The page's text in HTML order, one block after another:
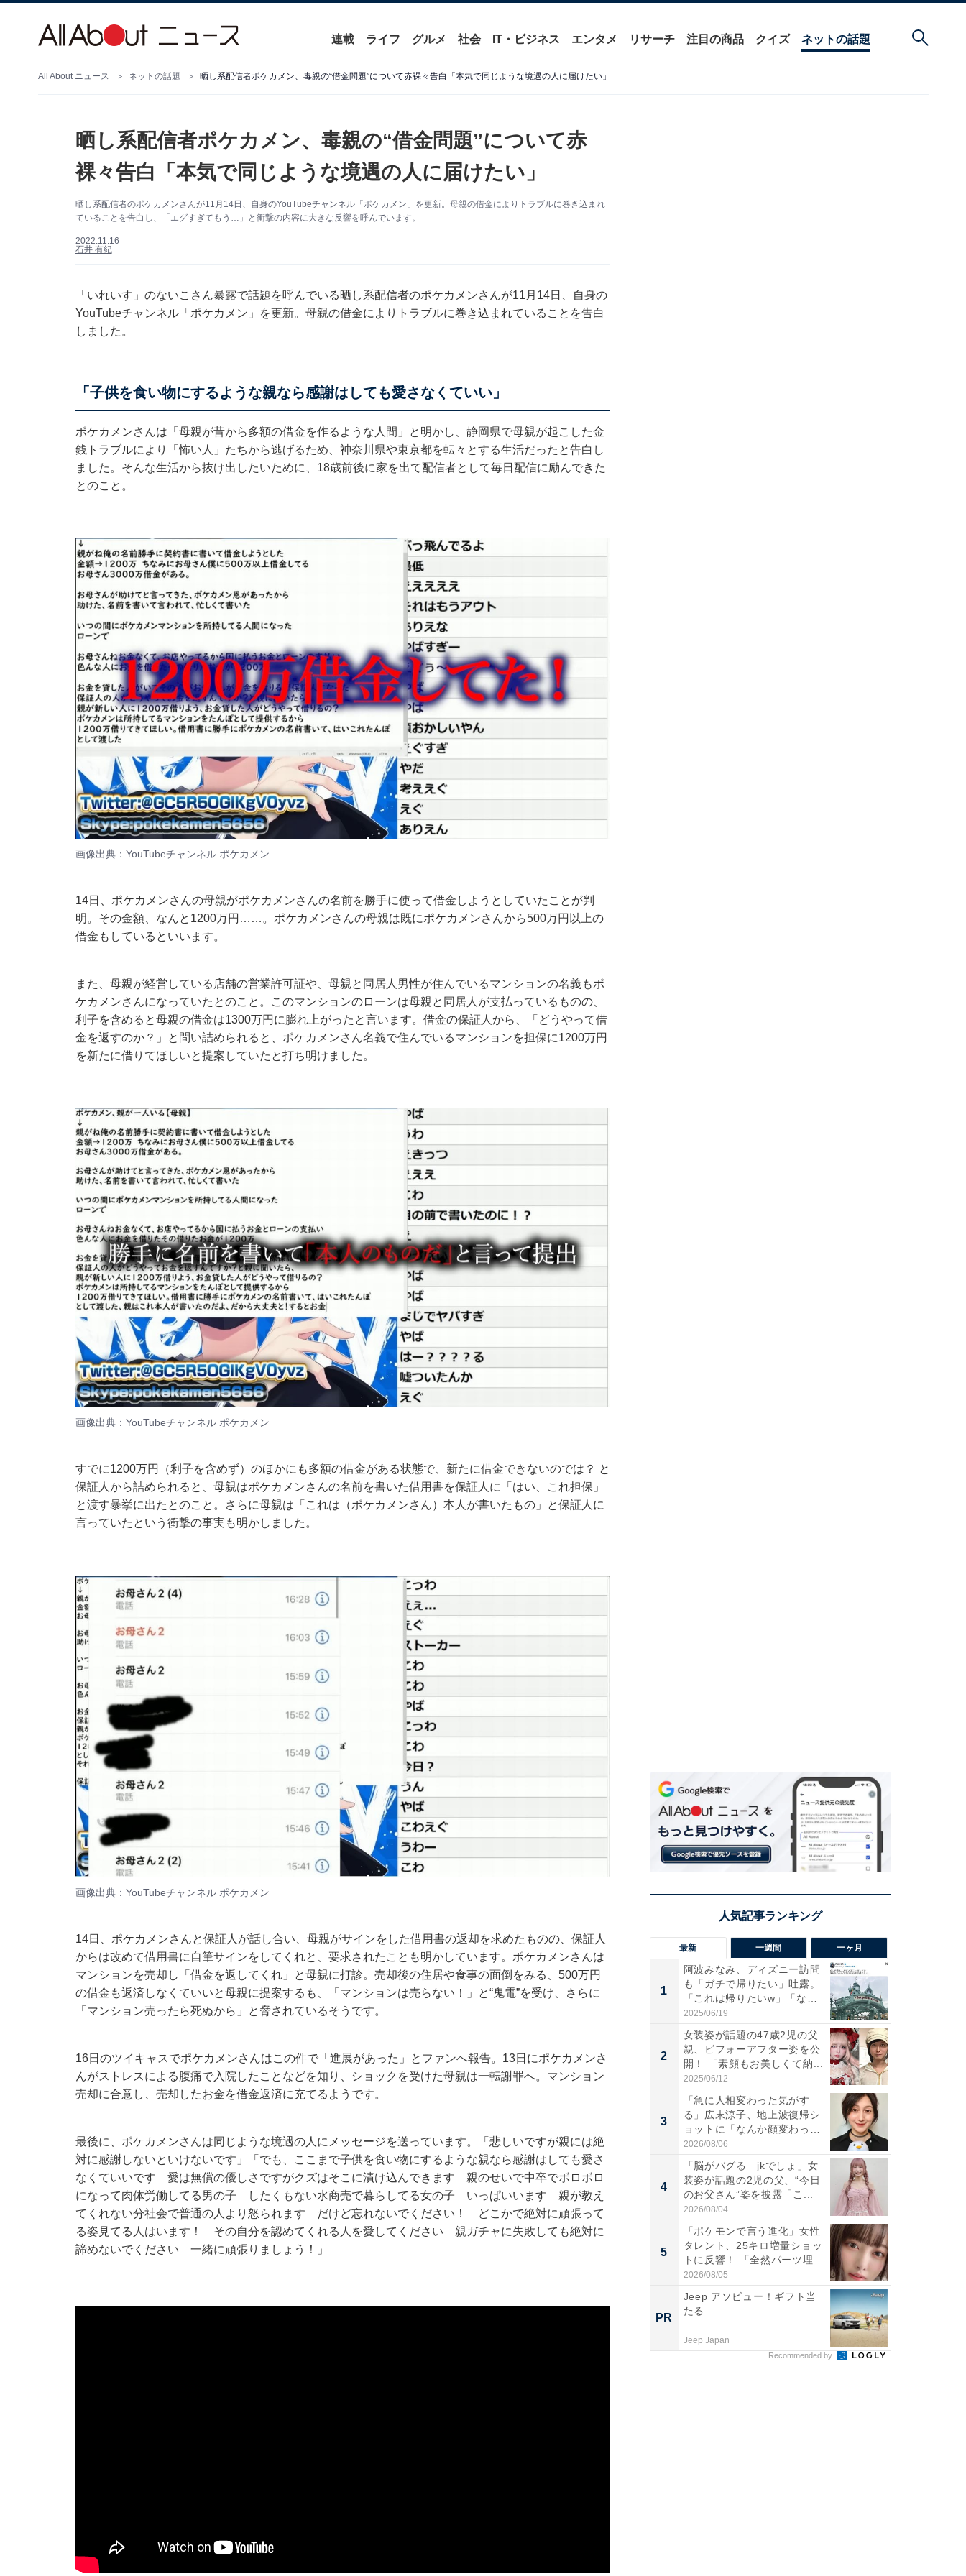
連載 ライフ グルメ 社会 IT・ビジネス エンタメ リサーチ 注目の商品 クイズ ネットの話題
All About ニュース ネットの話題 晒し系配信者ポケカメン、毒親の“借金問題”について赤裸々告白「本気で同じような境遇の人に届けたい」
晒し系配信者ポケカメン、毒親の“借金問題”について赤
裸々告白「本気で同じような境遇の人に届けたい」
晒し系配信者のポケカメンさんが11月14日、自身のYouTubeチャンネル「ポケカメン」を更新。母親の借金によりトラブルに巻き込まれ
ていることを告白し、「エグすぎてもう…」と衝撃の内容に大きな反響を呼んでいます。
2022.11.16
石井 有紀
「いれいす」のないこさん暴露で話題を呼んでいる晒し系配信者のポケカメンさんが11月14日、自身の
YouTubeチャンネル「ポケカメン」を更新。母親の借金によりトラブルに巻き込まれていることを告白
しました。
「子供を食い物にするような親なら感謝はしても愛さなくていい」
ポケカメンさんは「母親が昔から多額の借金を作るような人間」と明かし、静岡県で母親が起こした金
銭トラブルにより「怖い人」たちから逃げるため、神奈川県や東京都を転々とする生活だったと告白し
ました。そんな生活から抜け出したいために、18歳前後に家を出て配信者として毎日配信に励んできた
とのこと。
画像出典：YouTubeチャンネル ポケカメン
14日、ポケカメンさんの母親がポケカメンさんの名前を勝手に使って借金しようとしていたことが判
明。その金額、なんと1200万円……。ポケカメンさんの母親は既にポケカメンさんから500万円以上の
借金もしているといいます。
また、母親が経営している店舗の営業許可証や、母親と同居人男性が住んでいるマンションの名義もポ
ケカメンさんになっていたとのこと。このマンションのローンは母親と同居人が支払っているものの、
利子を含めると母親の借金は1300万円に膨れ上がったと言います。借金の保証人から、「どうやって借
金を返すのか？」と問い詰められると、ポケカメンさん名義で住んでいるマンションを担保に1200万円
を新たに借りてほしいと提案していたと打ち明けました。
画像出典：YouTubeチャンネル ポケカメン
すでに1200万円（利子を含めず）のほかにも多額の借金がある状態で、新たに借金できないのでは？ と
保証人から詰められると、母親はポケカメンさんの名前を書いた借用書を保証人に「はい、これ担保」
と渡す暴挙に出たとのこと。さらに母親は「これは（ポケカメンさん）本人が書いたもの」と保証人に
言っていたという衝撃の事実も明かしました。
画像出典：YouTubeチャンネル ポケカメン
14日、ポケカメンさんと保証人が話し合い、母親がサインをした借用書の返却を求めたものの、保証人
からは改めて借用書に自筆サインをしてくれと、要求されたことも明かしています。ポケカメンさんは
マンションを売却し「借金を返してくれ」と母親に打診。売却後の住居や食事の面倒をみる、500万円
の借金も返済しなくていいと母親に提案するも、「マンションは売らない！」と“鬼電”を受け、さらに
「マンション売ったら死ぬから」と脅されているそうです。
16日のツイキャスでポケカメンさんはこの件で「進展があった」とファンへ報告。13日にポケカメンさ
んがストレスによる腹痛で入院したことなどを知り、ショックを受けた母親は一転謝罪へ。マンション
売却に合意し、売却したお金を借金返済に充てるようです。
最後に、ポケカメンさんは同じような境遇の人にメッセージを送っています。「悲しいですが親には絶
対に感謝しないといけないです」「でも、ここまで子供を食い物にするような親なら感謝はしても愛さ
なくていいです 愛は無償の優しさですがクズはそこに漬け込んできます 親のせいで中卒でボロボロ
になって肉体労働してる男の子 したくもない水商売で暮らしてる女の子 いっぱいいます 親が教え
てくれない分社会で普通の人より怒られます だけど忘れないでください！ どこかで絶対に頑張って
る姿見てる人はいます！ その自分を認めてくれる人を愛してください 親ガチャに失敗しても絶対に
諦めないでください 一緒に頑張りましょう！」
最新 一週間 一ヶ月
1
阿波みなみ、ディズニー訪問
も「ガチで帰りたい」吐露。
「これは帰りたいw」「なん
ち...
2025/06/19
2
女装姿が話題の47歳2児の父
親、ビフォーアフター姿を公
開！ 「素顔もお美しくて納...
2025/06/12
3
「急に人相変わった気がす
る」広末涼子、地上波復帰シ
ョットに「なんか顔変わっ
た」の...
2026/08/06
4
「脳がバグる jkでしょ」女
装姿が話題の2児の父、“今日
のお父さん”姿を披露「こ...
2026/08/04
5
「ポケモンで言う進化」女性
タレント、25キロ増量ショッ
トに反響！ 「全然パーツ埋...
2026/08/05
PR
Jeep アソビュー！ギフト当
たる
Jeep Japan
Recommended by